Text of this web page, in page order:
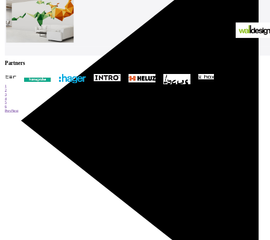
Partners
1
2
3
4
5
6
PrevNext